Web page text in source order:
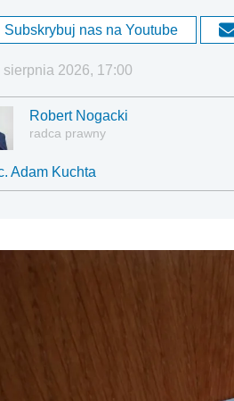
Subskrybuj nas na Youtube
sierpnia 2026, 17:00
Robert Nogacki
radca prawny
Adam Kuchta